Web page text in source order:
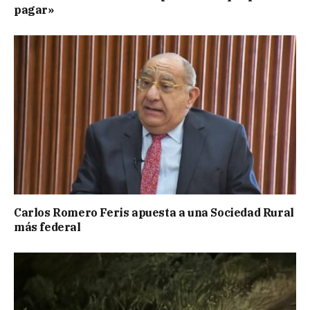
pagar»
Carlos Romero Feris apuesta a una Sociedad Rural
más federal